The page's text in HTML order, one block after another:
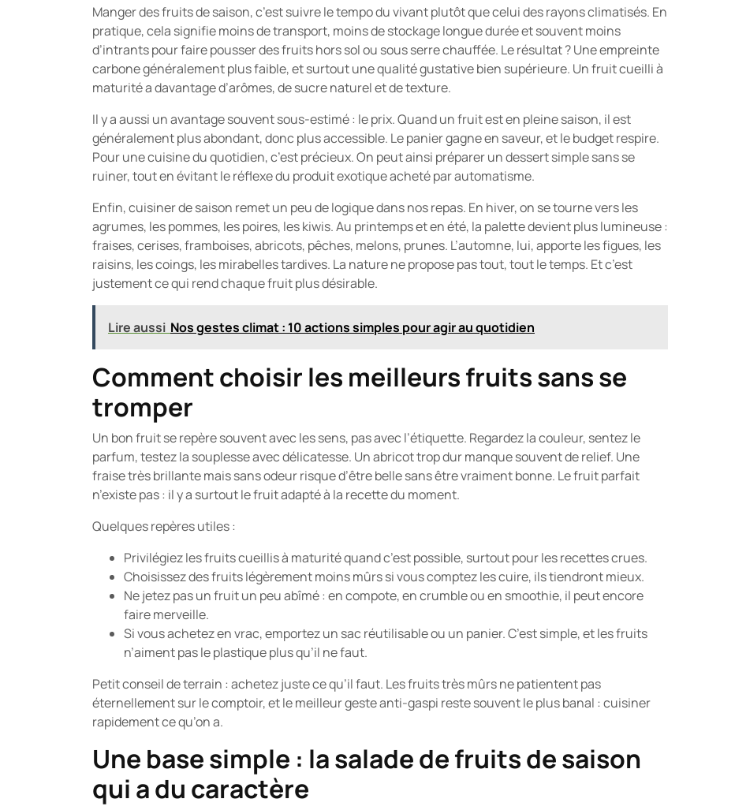
Manger des fruits de saison, c’est suivre le tempo du vivant plutôt que celui des rayons climatisés. En
pratique, cela signifie moins de transport, moins de stockage longue durée et souvent moins
d’intrants pour faire pousser des fruits hors sol ou sous serre chauffée. Le résultat ? Une empreinte
carbone généralement plus faible, et surtout une qualité gustative bien supérieure. Un fruit cueilli à
maturité a davantage d’arômes, de sucre naturel et de texture.
Il y a aussi un avantage souvent sous-estimé : le prix. Quand un fruit est en pleine saison, il est
généralement plus abondant, donc plus accessible. Le panier gagne en saveur, et le budget respire.
Pour une cuisine du quotidien, c’est précieux. On peut ainsi préparer un dessert simple sans se
ruiner, tout en évitant le réflexe du produit exotique acheté par automatisme.
Enfin, cuisiner de saison remet un peu de logique dans nos repas. En hiver, on se tourne vers les
agrumes, les pommes, les poires, les kiwis. Au printemps et en été, la palette devient plus lumineuse :
fraises, cerises, framboises, abricots, pêches, melons, prunes. L’automne, lui, apporte les figues, les
raisins, les coings, les mirabelles tardives. La nature ne propose pas tout, tout le temps. Et c’est
justement ce qui rend chaque fruit plus désirable.
Lire aussi Nos gestes climat : 10 actions simples pour agir au quotidien
Comment choisir les meilleurs fruits sans se
tromper
Un bon fruit se repère souvent avec les sens, pas avec l’étiquette. Regardez la couleur, sentez le
parfum, testez la souplesse avec délicatesse. Un abricot trop dur manque souvent de relief. Une
fraise très brillante mais sans odeur risque d’être belle sans être vraiment bonne. Le fruit parfait
n’existe pas : il y a surtout le fruit adapté à la recette du moment.
Quelques repères utiles :
Privilégiez les fruits cueillis à maturité quand c’est possible, surtout pour les recettes crues.
Choisissez des fruits légèrement moins mûrs si vous comptez les cuire, ils tiendront mieux.
Ne jetez pas un fruit un peu abîmé : en compote, en crumble ou en smoothie, il peut encore
faire merveille.
Si vous achetez en vrac, emportez un sac réutilisable ou un panier. C’est simple, et les fruits
n’aiment pas le plastique plus qu’il ne faut.
Petit conseil de terrain : achetez juste ce qu’il faut. Les fruits très mûrs ne patientent pas
éternellement sur le comptoir, et le meilleur geste anti-gaspi reste souvent le plus banal : cuisiner
rapidement ce qu’on a.
Une base simple : la salade de fruits de saison
qui a du caractère